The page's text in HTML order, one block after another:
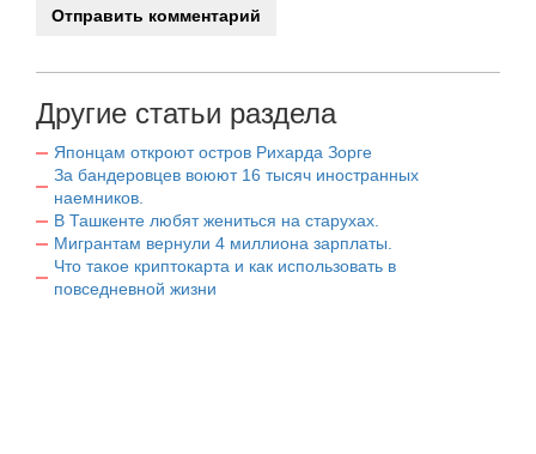
Другие статьи раздела
Японцам откроют остров Рихарда Зорге
За бандеровцев воюют 16 тысяч иностранных
наемников.
В Ташкенте любят жениться на старухах.
Мигрантам вернули 4 миллиона зарплаты.
Что такое криптокарта и как использовать в
повседневной жизни